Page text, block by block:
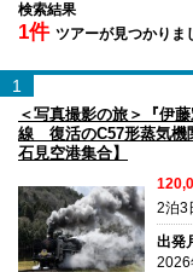
検索結果
1件 ツアーが見つかりま
1
＜写真撮影の旅＞『伊
線 復活のC57形蒸気
石見空港集合】
2泊3
出発